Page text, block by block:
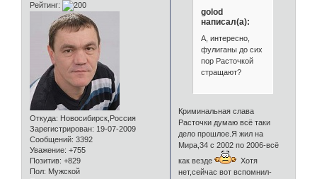
Рейтинг:
Откуда: Новосибирск,Россия
Зарегистрирован: 19-07-2009
Сообщений: 3392
Уважение: +755
Позитив: +829
Пол: Мужской
golod
написал(а):
А, интересно,
фулиганы до сих
пор Расточкой
стращают?
Криминальная слава
Расточки думаю всё таки
дело прошлое.Я жил на
Мира,34 с 2002 по 2006-всё
как везде
Хотя
нет,сейчас вот вспомнил-